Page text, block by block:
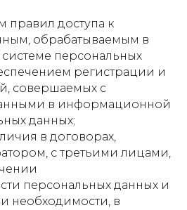
правил доступа к
обрабатываемым в
персональных
регистрации и
совершаемых с
в информационной
данных;
в договорах,
с третьими лицами,
персональных данных и
необходимости, в